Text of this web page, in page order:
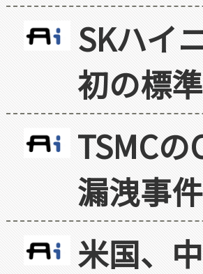
SKハイ
初の標
TSMC
漏洩事
米国、